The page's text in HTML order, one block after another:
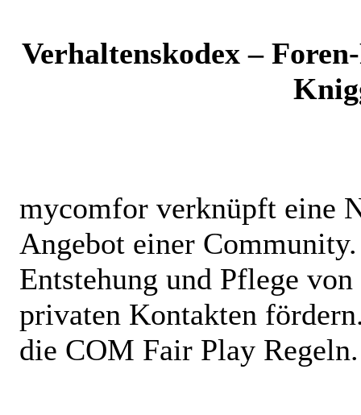
Verhaltenskodex –
mycomfor verknüpft eine
Angebot einer
Entstehung und Pflege
privaten Kontakten
die COM Fair Play Regeln.